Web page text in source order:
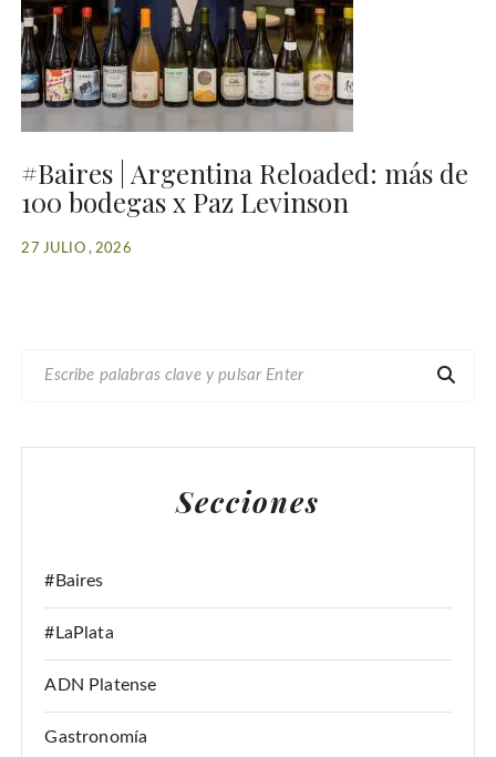
#Baires | Argentina Reloaded: más de
100 bodegas x Paz Levinson
27 JULIO , 2026
C
Secciones
#Baires
#LaPlata
ADN Platense
Gastronomía